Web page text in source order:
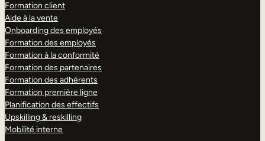
Formation client
Aide à la vente
Onboarding des employés
Formation des employés
Formation à la conformité
Formation des partenaires
Formation des adhérents
Formation première ligne
Planification des effectifs
Upskilling & reskilling
Mobilité interne